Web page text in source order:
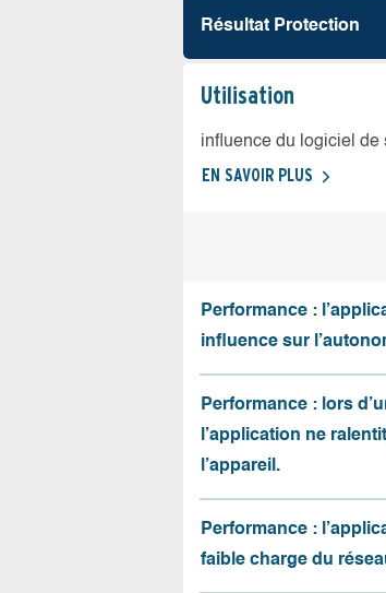
Résultat Protection
Utilisation
influence du logiciel de
EN SAVOIR PLUS
Performance :
influence sur
Performance : lors
l’application ne
l’appareil.
Performance :
faible charge du